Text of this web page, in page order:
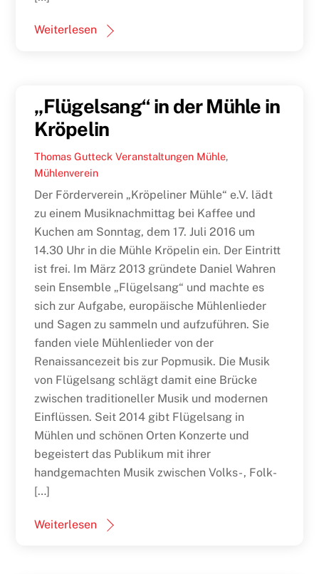
Weiterlesen
„Flügelsang“ in der Mühle in
Kröpelin
Thomas Gutteck Veranstaltungen Mühle,
Mühlenverein
Der Förderverein „Kröpeliner Mühle“ e.V. lädt
zu einem Musiknachmittag bei Kaffee und
Kuchen am Sonntag, dem 17. Juli 2016 um
14.30 Uhr in die Mühle Kröpelin ein. Der Eintritt
ist frei. Im März 2013 gründete Daniel Wahren
sein Ensemble „Flügelsang“ und machte es
sich zur Aufgabe, europäische Mühlenlieder
und Sagen zu sammeln und aufzuführen. Sie
fanden viele Mühlenlieder von der
Renaissancezeit bis zur Popmusik. Die Musik
von Flügelsang schlägt damit eine Brücke
zwischen traditioneller Musik und modernen
Einflüssen. Seit 2014 gibt Flügelsang in
Mühlen und schönen Orten Konzerte und
begeistert das Publikum mit ihrer
handgemachten Musik zwischen Volks- , Folk-
[…]
Weiterlesen